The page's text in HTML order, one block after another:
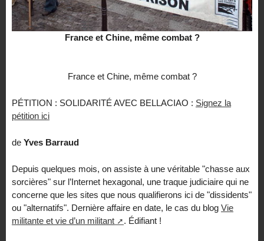
France et Chine, même combat ?
France et Chine, même combat ?
PÉTITION : SOLIDARITÉ AVEC BELLACIAO : Signez la
pétition ici
de Yves Barraud
Depuis quelques mois, on assiste à une véritable "chasse aux
sorcières" sur l’Internet hexagonal, une traque judiciaire qui ne
concerne que les sites que nous qualifierons ici de "dissidents"
ou "alternatifs". Dernière affaire en date, le cas du blog Vie
militante et vie d’un militant
. Édifiant !